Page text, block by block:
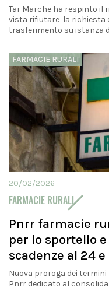
Tar Marche ha respinto il
vista rifiutare la richiesta
trasferimento su istanza
FARMACIE RURALI
20/02/2026
FARMACIE RURALI
Pnrr farmacie
per lo sportello
scadenze al 24 e
Nuova proroga dei
Pnrr dedicato al